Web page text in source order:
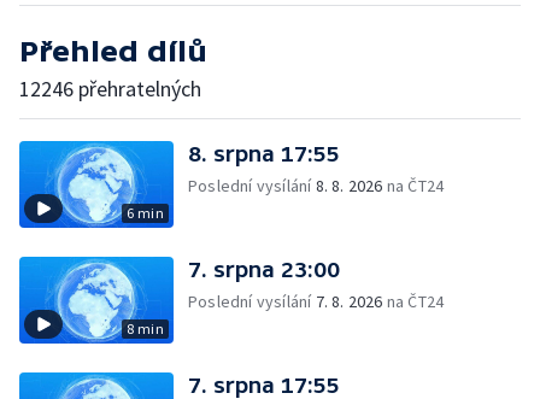
Přehled dílů
12246 přehratelných
6 min
8. srpna 17:55
Poslední vysílání8. 8. 2026 na ČT24
8 min
7. srpna 23:00
Poslední vysílání 7. 8. 2026 na ČT24
7. srpna 17:55